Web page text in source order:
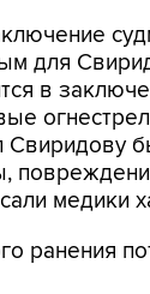
для
в
медики
ранения